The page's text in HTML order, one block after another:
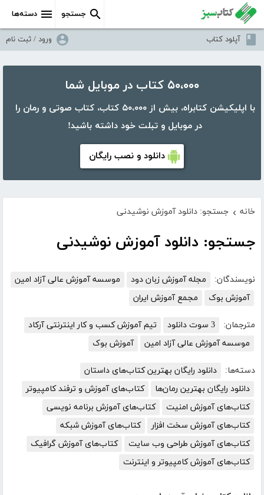
دسته‌ها جستجو
آپلود کتاب ورود / ثبت نام
۵۰،۰۰۰ کتاب در موبایل شما
با اپلیکیشن کتابراه، بیش از ۵۰،۰۰۰ کتاب، کتاب صوتی و رمان را
در موبایل و تبلت خود داشته باشید!
دانلود و نصب رایگان
خانه › جستجو: دانلود آموزش نوشیدنی
جستجو: دانلود آموزش نوشیدنی
نویسندگان: مجله آموزش زبان دود
موسسه آموزش عالی آزاد امین
آموزش بوک
مجمع آموزش ایران
مترجمان: 3 سوت دانلود
تیم آموزش کسب و کار اینترنتی آرکاد
موسسه آموزش عالی آزاد امین
آموزش بوک
دسته‌ها:
دانلود رایگان بهترین کتاب‌های داستان
دانلود رایگان بهترین رمان‌ها
کتاب‌های آموزش و ترفند کامپیوتر
کتاب‌های آموزش امنیت
کتاب‌های آموزش برنامه نویسی
کتاب‌های آموزش سخت افزار
کتاب‌های آموزش شبکه
کتاب‌های آموزش طراحی وب سایت
کتاب‌های آموزش گرافیک
کتاب‌های آموزش کامپیوتر و اینترنت